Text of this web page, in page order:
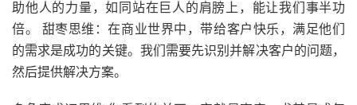
助他人的力量，如同站在巨人的肩膀上，能让我们事半功
倍。 甜枣思维：在商业世界中，带给客户快乐，满足他们
的需求是成功的关键。我们需要先识别并解决客户的问题，
然后提供解决方案。